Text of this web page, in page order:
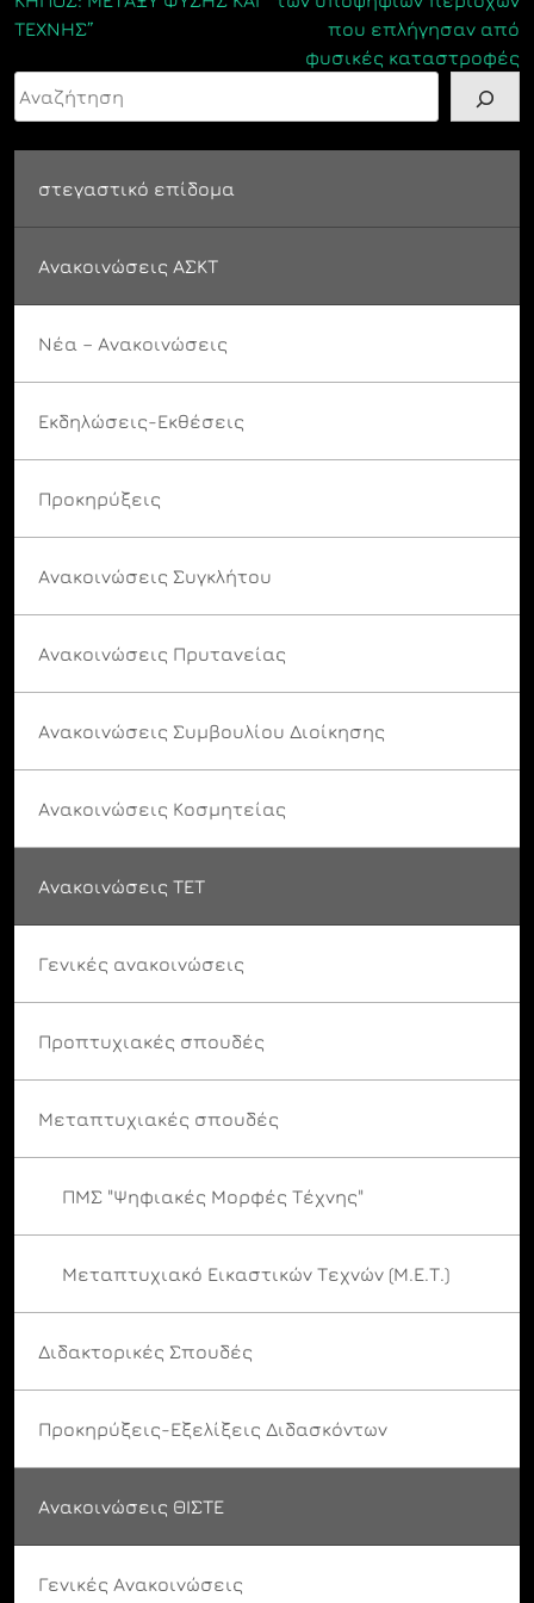
ΤΕΧΝΗΣ”
που επλήγησαν από
φυσικές καταστροφές
Αναζήτηση
στεγαστικό επίδομα
Ανακοινώσεις ΑΣΚΤ
Νέα – Ανακοινώσεις
Εκδηλώσεις-Εκθέσεις
Προκηρύξεις
Ανακοινώσεις Συγκλήτου
Ανακοινώσεις Πρυτανείας
Ανακοινώσεις Συμβουλίου Διοίκησης
Ανακοινώσεις Κοσμητείας
Ανακοινώσεις ΤΕΤ
Γενικές ανακοινώσεις
Προπτυχιακές σπουδές
Μεταπτυχιακές σπουδές
ΠΜΣ "Ψηφιακές Μορφές Τέχνης"
Μεταπτυχιακό Εικαστικών Τεχνών (Μ.Ε.Τ.)
Διδακτορικές Σπουδές
Προκηρύξεις-Εξελίξεις Διδασκόντων
Ανακοινώσεις ΘΙΣΤΕ
Γενικές Ανακοινώσεις